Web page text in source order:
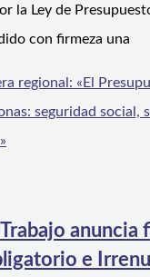
la Ley de
con firmeza una
regional: «El
seguridad social,
anuncia
e